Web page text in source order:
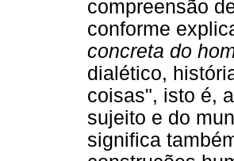
compreensão
conforme
concreta do
dialético,
coisas", isto é,
sujeito e do
significa